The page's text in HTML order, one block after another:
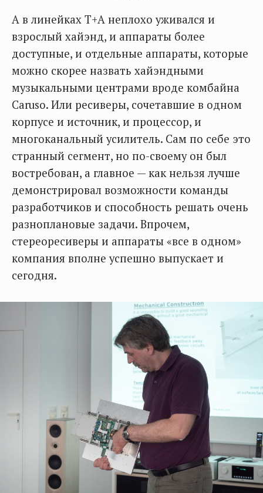
А в линейках T+A неплохо уживался и
взрослый хайэнд, и аппараты более
доступные, и отдельные аппараты, которые
можно скорее назвать хайэндными
музыкальными центрами вроде комбайна
Caruso. Или ресиверы, сочетавшие в одном
корпусе и источник, и процессор, и
многоканальный усилитель. Сам по себе это
странный сегмент, но по-своему он был
востребован, а главное — как нельзя лучше
демонстрировал возможности команды
разработчиков и способность решать очень
разноплановые задачи. Впрочем,
стереоресиверы и аппараты «все в одном»
компания вполне успешно выпускает и
сегодня.